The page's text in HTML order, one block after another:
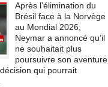
Après l’élimination du
Brésil face à la Norvège
au Mondial 2026,
Neymar a annoncé qu’il
ne souhaitait plus
poursuivre son aventure
qui pourrait